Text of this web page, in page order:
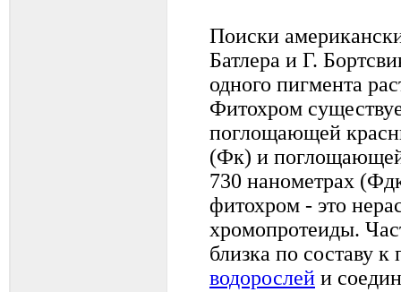
Поиски
Батлера и Г.
одного пигмента
Фитохром
поглощающей
(Фк) и
730 нанометрах
фитохром - это
хромопротеиды.
близка по составу
водорослей и